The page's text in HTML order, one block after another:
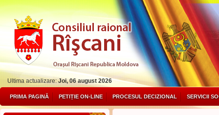
Ultima actualizare:Joi, 06 august 2026
PRIMA PAGINĂ PETIȚIE ON-LINE PROCESUL DECIZIONAL SERVICII